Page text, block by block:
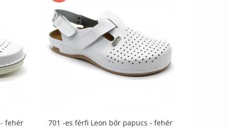
fehér
701 -es férfi Leon bőr papucs - fehér